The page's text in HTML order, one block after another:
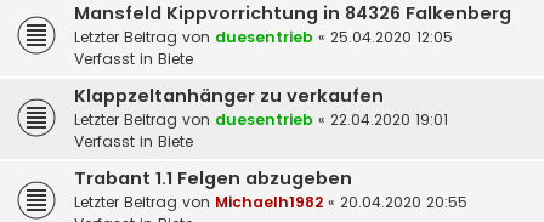
Mansfeld Kippvorrichtung in 84326 Falkenberg
Letzter Beitrag von duesentrieb « 25.04.2020 12:05
Verfasst in Biete
Klappzeltanhänger zu verkaufen
Letzter Beitrag von duesentrieb « 22.04.2020 19:01
Verfasst in Biete
Trabant 1.1 Felgen abzugeben
Letzter Beitrag von Michaelh1982 « 20.04.2020 20:55